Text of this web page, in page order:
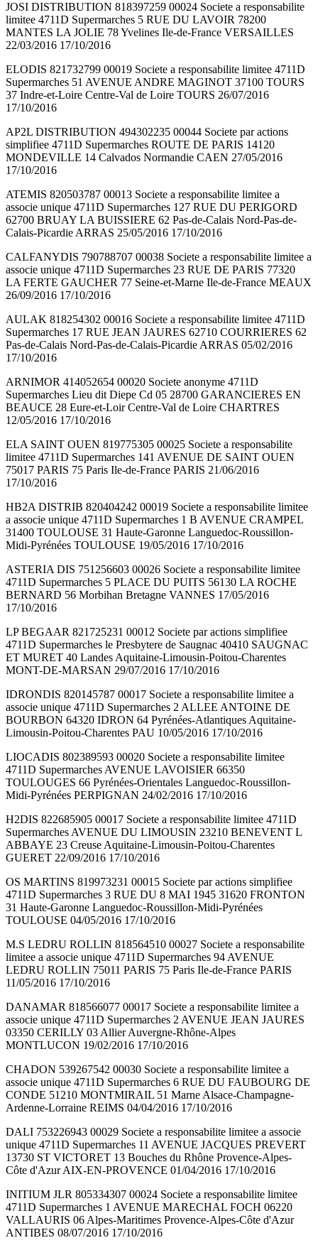
JOSI DISTRIBUTION 818397259 00024 Societe a responsabilite
limitee 4711D Supermarches 5 RUE DU LAVOIR 78200
MANTES LA JOLIE 78 Yvelines Ile-de-France VERSAILLES
22/03/2016 17/10/2016
ELODIS 821732799 00019 Societe a responsabilite limitee 4711D
Supermarches 51 AVENUE ANDRE MAGINOT 37100 TOURS
37 Indre-et-Loire Centre-Val de Loire TOURS 26/07/2016
17/10/2016
AP2L DISTRIBUTION 494302235 00044 Societe par actions
simplifiee 4711D Supermarches ROUTE DE PARIS 14120
MONDEVILLE 14 Calvados Normandie CAEN 27/05/2016
17/10/2016
ATEMIS 820503787 00013 Societe a responsabilite limitee a
associe unique 4711D Supermarches 127 RUE DU PERIGORD
62700 BRUAY LA BUISSIERE 62 Pas-de-Calais Nord-Pas-de-
Calais-Picardie ARRAS 25/05/2016 17/10/2016
CALFANYDIS 790788707 00038 Societe a responsabilite limitee a
associe unique 4711D Supermarches 23 RUE DE PARIS 77320
LA FERTE GAUCHER 77 Seine-et-Marne Ile-de-France MEAUX
26/09/2016 17/10/2016
AULAK 818254302 00016 Societe a responsabilite limitee 4711D
Supermarches 17 RUE JEAN JAURES 62710 COURRIERES 62
Pas-de-Calais Nord-Pas-de-Calais-Picardie ARRAS 05/02/2016
17/10/2016
ARNIMOR 414052654 00020 Societe anonyme 4711D
Supermarches Lieu dit Diepe Cd 05 28700 GARANCIERES EN
BEAUCE 28 Eure-et-Loir Centre-Val de Loire CHARTRES
12/05/2016 17/10/2016
ELA SAINT OUEN 819775305 00025 Societe a responsabilite
limitee 4711D Supermarches 141 AVENUE DE SAINT OUEN
75017 PARIS 75 Paris Ile-de-France PARIS 21/06/2016
17/10/2016
HB2A DISTRIB 820404242 00019 Societe a responsabilite limitee
a associe unique 4711D Supermarches 1 B AVENUE CRAMPEL
31400 TOULOUSE 31 Haute-Garonne Languedoc-Roussillon-
Midi-Pyrénées TOULOUSE 19/05/2016 17/10/2016
ASTERIA DIS 751256603 00026 Societe a responsabilite limitee
4711D Supermarches 5 PLACE DU PUITS 56130 LA ROCHE
BERNARD 56 Morbihan Bretagne VANNES 17/05/2016
17/10/2016
LP BEGAAR 821725231 00012 Societe par actions simplifiee
4711D Supermarches le Presbytere de Saugnac 40410 SAUGNAC
ET MURET 40 Landes Aquitaine-Limousin-Poitou-Charentes
MONT-DE-MARSAN 29/07/2016 17/10/2016
IDRONDIS 820145787 00017 Societe a responsabilite limitee a
associe unique 4711D Supermarches 2 ALLEE ANTOINE DE
BOURBON 64320 IDRON 64 Pyrénées-Atlantiques Aquitaine-
Limousin-Poitou-Charentes PAU 10/05/2016 17/10/2016
LIOCADIS 802389593 00020 Societe a responsabilite limitee
4711D Supermarches AVENUE LAVOISIER 66350
TOULOUGES 66 Pyrénées-Orientales Languedoc-Roussillon-
Midi-Pyrénées PERPIGNAN 24/02/2016 17/10/2016
H2DIS 822685905 00017 Societe a responsabilite limitee 4711D
Supermarches AVENUE DU LIMOUSIN 23210 BENEVENT L
ABBAYE 23 Creuse Aquitaine-Limousin-Poitou-Charentes
GUERET 22/09/2016 17/10/2016
OS MARTINS 819973231 00015 Societe par actions simplifiee
4711D Supermarches 3 RUE DU 8 MAI 1945 31620 FRONTON
31 Haute-Garonne Languedoc-Roussillon-Midi-Pyrénées
TOULOUSE 04/05/2016 17/10/2016
M.S LEDRU ROLLIN 818564510 00027 Societe a responsabilite
limitee a associe unique 4711D Supermarches 94 AVENUE
LEDRU ROLLIN 75011 PARIS 75 Paris Ile-de-France PARIS
11/05/2016 17/10/2016
DANAMAR 818566077 00017 Societe a responsabilite limitee a
associe unique 4711D Supermarches 2 AVENUE JEAN JAURES
03350 CERILLY 03 Allier Auvergne-Rhône-Alpes
MONTLUCON 19/02/2016 17/10/2016
CHADON 539267542 00030 Societe a responsabilite limitee a
associe unique 4711D Supermarches 6 RUE DU FAUBOURG DE
CONDE 51210 MONTMIRAIL 51 Marne Alsace-Champagne-
Ardenne-Lorraine REIMS 04/04/2016 17/10/2016
DALI 753226943 00029 Societe a responsabilite limitee a associe
unique 4711D Supermarches 11 AVENUE JACQUES PREVERT
13730 ST VICTORET 13 Bouches du Rhône Provence-Alpes-
Côte d'Azur AIX-EN-PROVENCE 01/04/2016 17/10/2016
INITIUM JLR 805334307 00024 Societe a responsabilite limitee
4711D Supermarches 1 AVENUE MARECHAL FOCH 06220
VALLAURIS 06 Alpes-Maritimes Provence-Alpes-Côte d'Azur
ANTIBES 08/07/2016 17/10/2016